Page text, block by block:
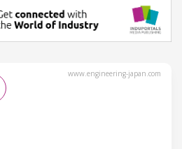
www.engineering-japan.com